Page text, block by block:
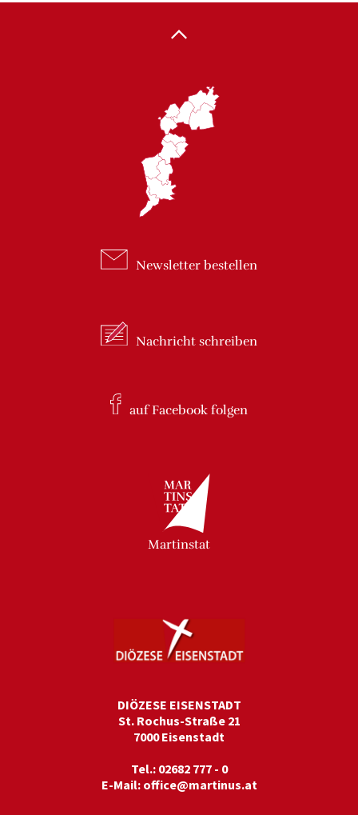
Newsletter bestellen
Nachricht schreiben
auf Facebookfolgen
Martinstat
DIÖZESE EISENSTADT
St. Rochus-Straße 21
7000 Eisenstadt
Tel.: 02682 777 - 0
E-Mail: office@martinus.at